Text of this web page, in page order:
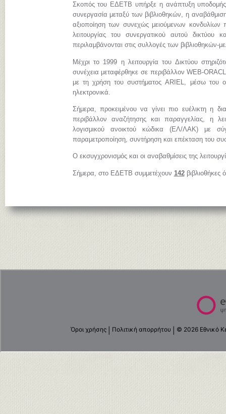
Σκοπός του ΕΔΕΤΒ υπήρξε η ανάπτυξη
συνεργασία μεταξύ των βιβλιοθηκών, η
αξιοποίηση των συνεχώς μειούμενων κονδυλίων
λειτουργίας του συνεργατικού αυτού
περιλαμβάνονται στις συλλογές των βιβλιοθηκών-
Μέχρι το 1999 η λειτουργία του Δικτύου
συνέχεια μεταφέρθηκε σε περιβάλλον WEB-
με τη χρήση του συστήματος ARIEL, μέσω του
ηλεκτρονικά.
Σήμερα, προκειμένου να γίνει πιο ευέλικτη η
περιβάλλον αναζήτησης και παραγγελίας, η
λογισμικού ανοικτού κώδικα (ΕΛ/ΛΑΚ) με
παραμετροποίηση, συντήρηση και επέκταση του
Ο εκσυγχρονισμός και οι αναβαθμίσεις της
Σήμερα, στο ΕΔΕΤΒ συμμετέχουν 142βιβλιοθήκες